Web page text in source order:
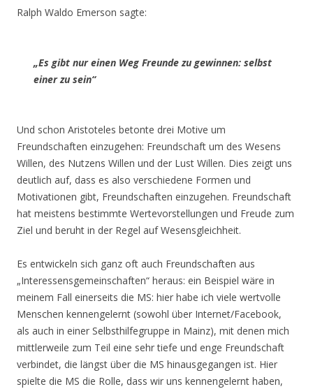
Ralph Waldo Emerson sagte:
„Es gibt nur einen Weg Freunde zu gewinnen: selbst
einer zu sein“
Und schon Aristoteles betonte drei Motive um
Freundschaften einzugehen: Freundschaft um des Wesens
Willen, des Nutzens Willen und der Lust Willen. Dies zeigt uns
deutlich auf, dass es also verschiedene Formen und
Motivationen gibt, Freundschaften einzugehen. Freundschaft
hat meistens bestimmte Wertevorstellungen und Freude zum
Ziel und beruht in der Regel auf Wesensgleichheit.
Es entwickeln sich ganz oft auch Freundschaften aus
„Interessensgemeinschaften“ heraus: ein Beispiel wäre in
meinem Fall einerseits die MS: hier habe ich viele wertvolle
Menschen kennengelernt (sowohl über Internet/Facebook,
als auch in einer Selbsthilfegruppe in Mainz), mit denen mich
mittlerweile zum Teil eine sehr tiefe und enge Freundschaft
verbindet, die längst über die MS hinausgegangen ist. Hier
spielte die MS die Rolle, dass wir uns kennengelernt haben,